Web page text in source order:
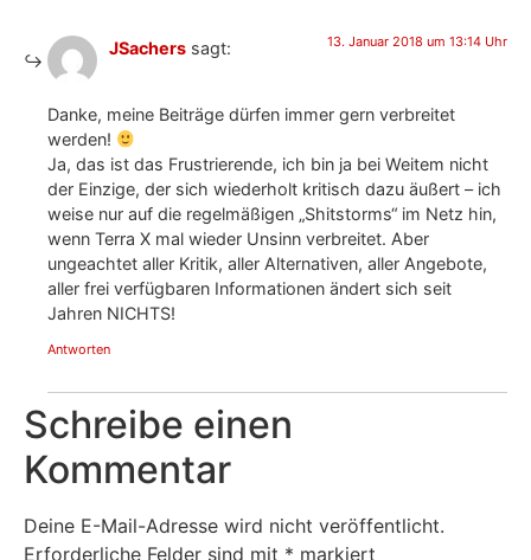
JSachers sagt: 13. Januar 2018 um 13:14 Uhr
Danke, meine Beiträge dürfen immer gern verbreitet
werden!
Ja, das ist das Frustrierende, ich bin ja bei Weitem nicht
der Einzige, der sich wiederholt kritisch dazu äußert – ich
weise nur auf die regelmäßigen „Shitstorms“ im Netz hin,
wenn Terra X mal wieder Unsinn verbreitet. Aber
ungeachtet aller Kritik, aller Alternativen, aller Angebote,
aller frei verfügbaren Informationen ändert sich seit
Jahren NICHTS!
Antworten
Schreibe einen
Kommentar
Deine E-Mail-Adresse wird nicht veröffentlicht.
Erforderliche Felder sind mit * markiert